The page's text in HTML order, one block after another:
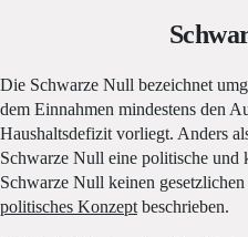
Die Schwarze Null bezeichnet
dem Einnahmen mindestens den
Haushaltsdefizit vorliegt. Anders
Schwarze Null eine politische und
Schwarze Null keinen
politisches Konzeptbeschrieben.